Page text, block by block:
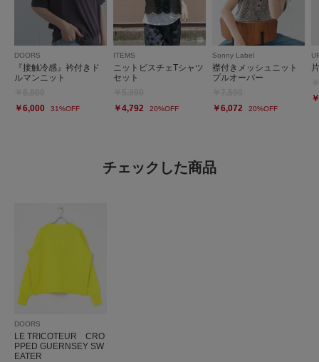
DOORS
『接触冷感』衿付きド
ルマンニット
￥6,000
31%OFF
ITEMS
ニットビスチェTシャツ
セット
￥4,792
20%OFF
Sonny Label
襟付きメッシュニット
プルオーバー
￥6,072
20%OFF
チェックした商品
DOORS
LE TRICOTEUR CRO
PPED GUERNSEY SW
EATER